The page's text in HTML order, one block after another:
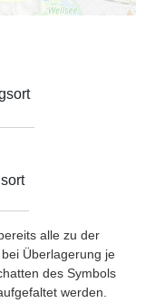
alle zu der
Überlagerung je
des Symbols
werden.